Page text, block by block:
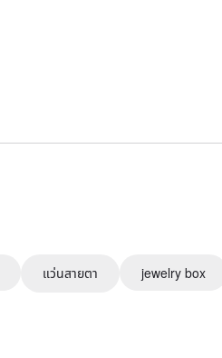
แว่นสายตา jewelry box